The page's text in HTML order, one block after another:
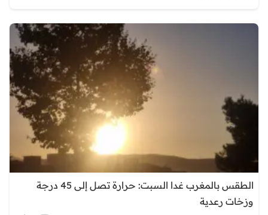
الطقس بالمغرب غدا السبت: حرارة تصل إلى 45 درجة
وزخات رعدية